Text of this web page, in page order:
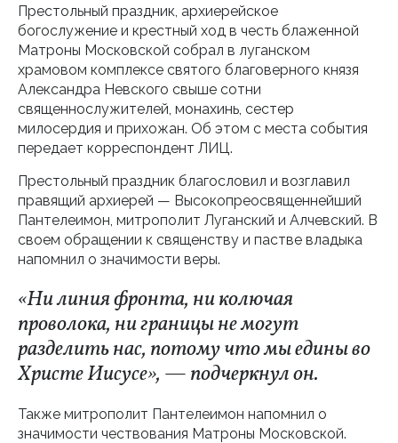
Престольный праздник, архиерейское
богослужение и крестный ход в честь блаженной
Матроны Московской собрал в луганском
храмовом комплексе святого благоверного князя
Александра Невского свыше сотни
священнослужителей, монахинь, сестер
милосердия и прихожан. Об этом с места события
передает корреспондент ЛИЦ.
Престольный праздник благословил и возглавил
правящий архиерей — Высокопреосвященнейший
Пантелеимон, митрополит Луганский и Алчевский. В
своем обращении к священству и пастве владыка
напомнил о значимости веры.
«Ни линия фронта, ни колючая
проволока, ни границы не могут
разделить нас, потому что мы едины во
Христе Иисусе», — подчеркнул он.
Также митрополит Пантелеимон напомнил о
значимости чествования Матроны Московской.